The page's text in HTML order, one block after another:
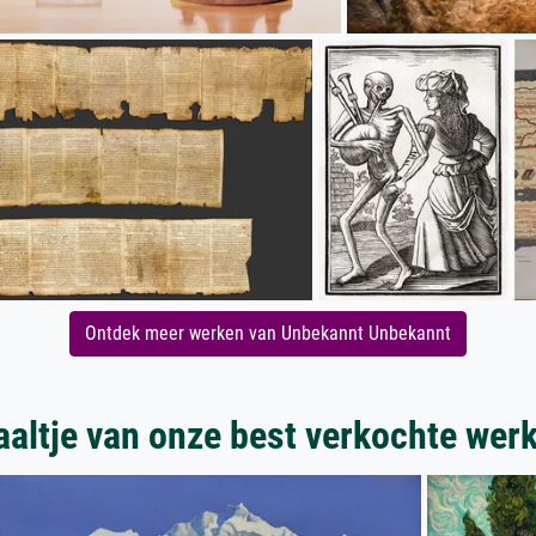
Ontdek meer werken van Unbekannt Unbekannt
van onze best verkochte